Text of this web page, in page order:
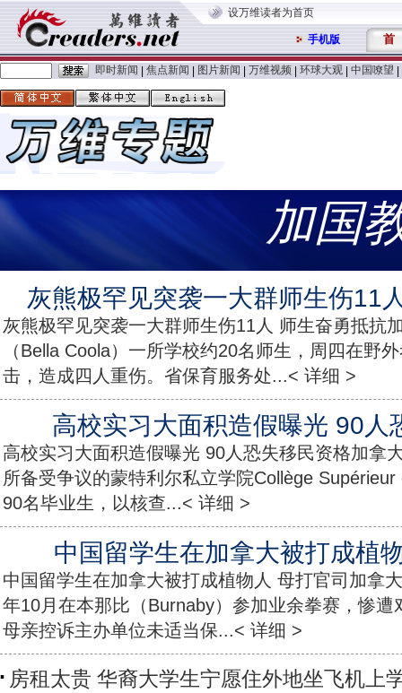
设万维读者为首页
手机版 首
即时新闻 焦点新闻 图片新闻 万维视频 环球大观 中国嘹望
加国
灰熊极罕见突袭一大群师生伤11
灰熊极罕见突袭一大群师生伤11人 师生奋勇抵抗
（Bella Coola）一所学校约20名师生，周四在野
击，造成四人重伤。省保育服务处...< 详细 >
高校实习大面积造假曝光 90人
高校实习大面积造假曝光 90人恐失移民资格加拿
所备受争议的蒙特利尔私立学院Collège
90名毕业生，以核查...< 详细 >
中国留学生在加拿大被打成植
中国留学生在加拿大被打成植物人 母打官司加拿
年10月在本那比（Burnaby）参加业余拳赛，惨
母亲控诉主办单位未适当保...< 详细 >
房租太贵 华裔大学生宁愿住外地坐飞机上